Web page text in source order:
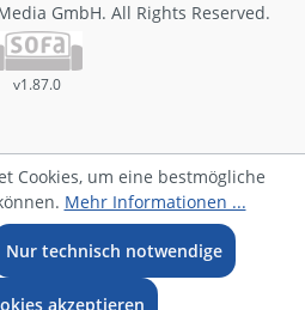
GmbH. All Rights Reserved.
v1.87.0
Cookies, um eine bestmögliche
Mehr Informationen ...
Nur technisch notwendige
akzeptieren